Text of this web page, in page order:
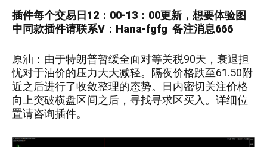
插件每个交易日12：00-13：00更新， 想要体验图
中同款插件请联系V： Hana-fgfg 备注消息666
原油 ： 由于特朗普暂缓全面对等关税90天，衰退担
忧对于油价的压力大大减轻。隔夜价格跌至61.50附
近之后进行了收敛整理的态势。日内密切关注价格
向上突破横盘区间之后，寻找寻求区买入。详细位
置请咨询插件。